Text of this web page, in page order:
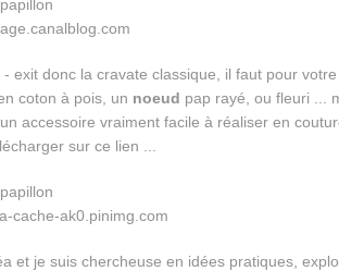
exit donc la cravate classique, il faut pour
coton à pois, un noeud pap rayé, ou fleuri ...
accessoire vraiment facile à réaliser en
sur ce lien ...
cache-ak0.pinimg.com
et je suis chercheuse en idées pratiques,